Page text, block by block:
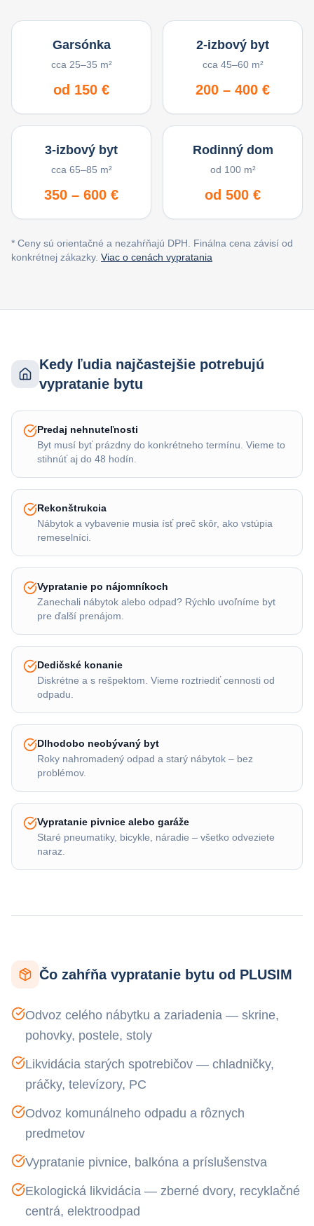
Garsónka
cca 25–35 m²
od 150 €
2-izbový byt
cca 45–60 m²
200 – 400 €
3-izbový byt
cca 65–85 m²
350 – 600 €
Rodinný dom
od 100 m²
od 500 €
* Ceny sú orientačné a nezahŕňajú DPH. Finálna cena závisí od
konkrétnej zákazky. Viac o cenách vypratania
Kedy ľudia najčastejšie potrebujú
vypratanie bytu
Predaj nehnuteľnosti
Byt musí byť prázdny do konkrétneho termínu. Vieme to
stihnúť aj do 48 hodín.
Rekonštrukcia
Nábytok a vybavenie musia ísť preč skôr, ako vstúpia
remeselníci.
Vypratanie po nájomníkoch
Zanechali nábytok alebo odpad? Rýchlo uvoľníme byt
pre ďalší prenájom.
Dedičské konanie
Diskrétne a s rešpektom. Vieme roztriediť cennosti od
odpadu.
Dlhodobo neobývaný byt
Roky nahromadený odpad a starý nábytok – bez
problémov.
Vypratanie pivnice alebo garáže
Staré pneumatiky, bicykle, náradie – všetko odveziete
naraz.
Čo zahŕňa vypratanie bytu od PLUSIM
Odvoz celého nábytku a zariadenia — skrine,
pohovky, postele, stoly
Likvidácia starých spotrebičov — chladničky,
práčky, televízory, PC
Odvoz komunálneho odpadu a rôznych
predmetov
Vypratanie pivnice, balkóna a príslušenstva
Ekologická likvidácia — zberné dvory, recyklačné
centrá, elektroodpad